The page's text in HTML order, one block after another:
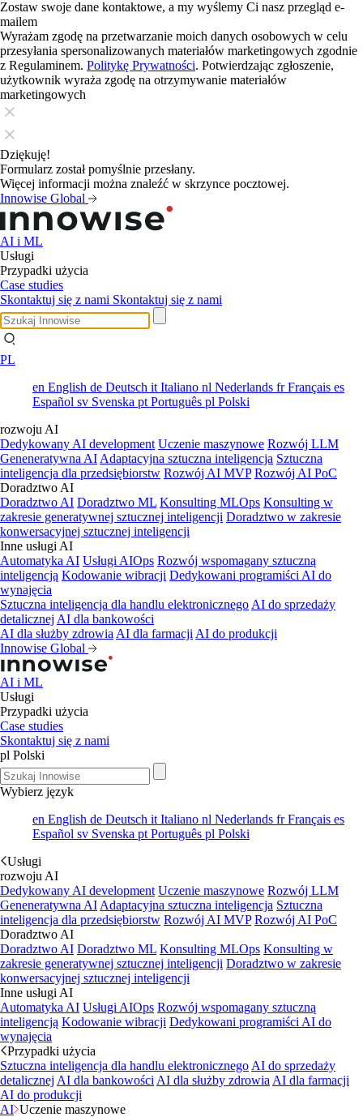
Zostaw swoje dane kontaktowe, a my wyślemy Ci nasz przegląd e-
mailem
Wyrażam zgodę na przetwarzanie moich danych osobowych w celu
przesyłania spersonalizowanych materiałów marketingowych zgodnie
z Regulaminem. Politykę Prywatności. Potwierdzając zgłoszenie,
użytkownik wyraża zgodę na otrzymywanie materiałów
marketingowych
Dziękuję!
Formularz został pomyślnie przesłany.
Więcej informacji można znaleźć w skrzynce pocztowej.
Innowise Global
AI i ML
Usługi
Przypadki użycia
Case studies
Skontaktuj się z nami Skontaktuj się z nami
PL
en English de Deutsch it Italiano nl Nederlands frFrançais es
Español sv Svenska pt Português pl Polski
rozwoju AI
Dedykowany AI development Uczenie maszynowe Rozwój LLM
Geneneratywna AI Adaptacyjna sztuczna inteligencja Sztuczna
inteligencja dla przedsiębiorstw Rozwój AI MVP Rozwój AI PoC
Doradztwo AI
Doradztwo AI Doradztwo ML Konsulting MLOps Konsulting w
zakresie generatywnej sztucznej inteligencji Doradztwo w zakresie
konwersacyjnej sztucznej inteligencji
Inne usługi AI
Automatyka AI Usługi AIOps Rozwój wspomagany sztuczną
inteligencją Kodowanie wibracji Dedykowani programiści AI do
wynajęcia
Sztuczna inteligencja dla handlu elektronicznego AI do sprzedaży
detalicznej AI dla bankowości
AI dla służby zdrowia AI dla farmacji AI do produkcji
Innowise Global
AI i ML
Usługi
Przypadki użycia
Case studies
Skontaktuj się z nami
pl Polski
Wybierz język
en English de Deutsch it Italiano nl Nederlands frFrançais es
Español sv Svenska pt Português pl Polski
Usługi
rozwoju AI
Dedykowany AI development Uczenie maszynowe Rozwój LLM
Geneneratywna AI Adaptacyjna sztuczna inteligencja Sztuczna
inteligencja dla przedsiębiorstw Rozwój AI MVP Rozwój AI PoC
Doradztwo AI
Doradztwo AI Doradztwo ML Konsulting MLOps Konsulting w
zakresie generatywnej sztucznej inteligencji Doradztwo w zakresie
konwersacyjnej sztucznej inteligencji
Inne usługi AI
Automatyka AI Usługi AIOps Rozwój wspomagany sztuczną
inteligencją Kodowanie wibracji Dedykowani programiści AI do
wynajęcia
Przypadki użycia
Sztuczna inteligencja dla handlu elektronicznego AI do sprzedaży
detalicznej AI dla bankowości AI dla służby zdrowia AI dla farmacji
AI do produkcji
AI Uczenie maszynowe